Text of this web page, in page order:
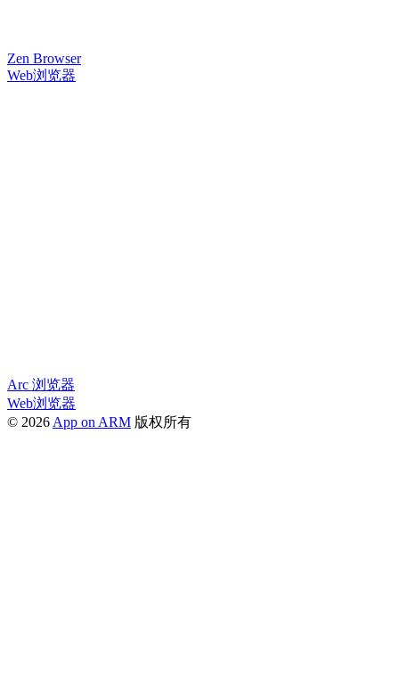
Zen Browser
Web浏览器
Arc 浏览器
Web浏览器
© 2026 App on ARM 版权所有